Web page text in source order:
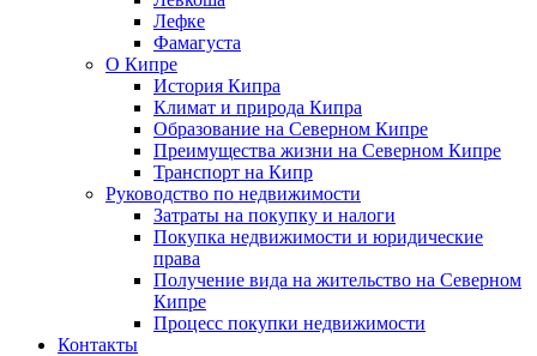
Лефке
Фамагуста
О Кипре
История Кипра
Климат и природа Кипра
Образование на Северном Кипре
Преимущества жизни на Северном Кипре
Транспорт на Кипр
Руководство по недвижимости
Затраты на покупку и налоги
Покупка недвижимости и юридические
права
Получение вида на жительство на Северном
Кипре
Процесс покупки недвижимости
Контакты